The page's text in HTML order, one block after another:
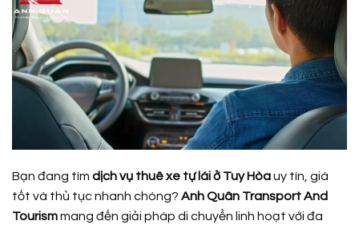
Bạn đang tìm dịch vụ thuê xe tự lái ở Tuy Hòauy tín, giá
tốt và thủ tục nhanh chóng? Anh Quân Transport And
Tourismmang đến giải pháp di chuyển linh hoạt với đa